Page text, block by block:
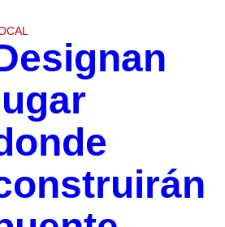
lugar